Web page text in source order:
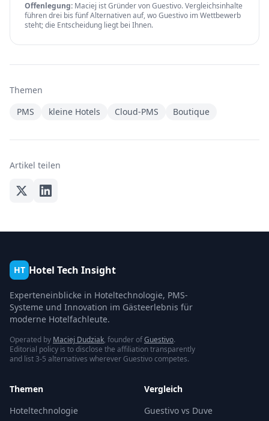
Offenlegung: Maciej ist Gründer von Guestivo. Vergleichsinhalte
führen drei bis fünf Alternativen auf, wo Guestivo im Wettbewerb
steht; die Entscheidung liegt bei Ihnen.
Themen
PMS
kleine Hotels Cloud-PMS Boutique
Artikel teilen
HT Hotel Tech Insight
Experteneinblicke in Hoteltechnologie, PMS-
Systeme und Innovation im Gästeerlebnis für
moderne Hotelfachleute.
Operated by Maciej Dudziak, founder ofGuestivo.
Editorial policy is to disclose the affiliation transparently
and list 3-5 alternatives wherever Guestivo competes.
Themen
Hoteltechnologie
Vergleich
Guestivo vs Duve